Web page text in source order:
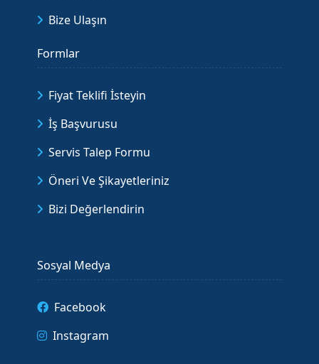
Bize Ulaşın
Formlar
Fiyat Teklifi İsteyin
İş Başvurusu
Servis Talep Formu
Öneri Ve Şikayetleriniz
Bizi Değerlendirin
Sosyal Medya
Facebook
Instagram